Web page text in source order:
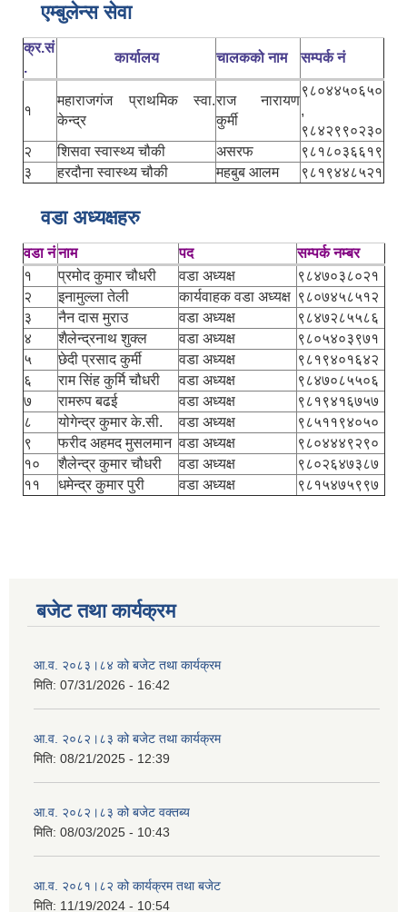
एम्बुलेन्स सेवा
क्र.सं
.
कार्यालय चालकको नाम सम्पर्क नं
१
महाराजगंज प्राथमिक स्वा.
केन्द्र
राज नारायण
कुर्मी
९८०४४५०६५०
,
९८४२९९०२३०
२
शिसवा स्वास्थ्य चौकी असरफ
९८१८०३६६१९
३
हरदौना स्वास्थ्य चौकी महबुब आलम ९८१९४४८५२१
वडा अध्यक्षहरु
वडा नंनाम पद
सम्पर्क नम्बर
१
प्रमोद कुमार चौधरी वडा अध्यक्ष
९८४७०३८०२१
२
इनामुल्ला तेली कार्यवाहक वडा अध्यक्ष ९८०७४५८५१२
३
नैन दास मुराउ वडा अध्यक्ष
९८४७२८५५८६
४
शैलेन्द्रनाथ शुक्ल वडा अध्यक्ष
९८०५४०३९७१
५
छेदी प्रसाद कुर्मी वडा अध्यक्ष
९८१९४०१६४२
६
राम सिंह कुर्मि चौधरी वडा अध्यक्ष
९८४७०८५५०६
७
रामरुप बढई वडा अध्यक्ष
९८१९४१६७५७
८
योगेन्द्र कुमार के.सी. वडा अध्यक्ष
९८५११९४०५०
९
फरीद अहमद मुसलमान वडा अध्यक्ष
९८०४४४९२९०
१०
शैलेन्द्र कुमार चौधरी वडा अध्यक्ष
९८०२६४७३८७
११
धमेन्द्र कुमार पुरी वडा अध्यक्ष ९८१५४७५९९७
बजेट तथा कार्यक्रम
आ.व. २०८३।८४ को बजेट तथा कार्यक्रम
मिति: 07/31/2026 - 16:42
आ.व. २०८२।८३ को बजेट तथा कार्यक्रम
मिति: 08/21/2025 - 12:39
आ.व. २०८२।८३ को बजेट वक्तब्य
मिति: 08/03/2025 - 10:43
आ.व. २०८१।८२ को कार्यक्रम तथा बजेट
मिति: 11/19/2024 - 10:54